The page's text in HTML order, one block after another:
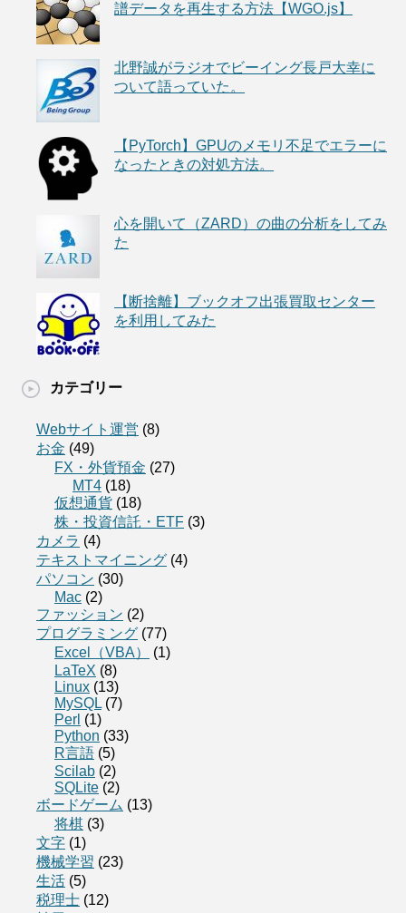
譜データを再生する方法【WGO.js】
北野誠がラジオでビーイング長戸大幸に
ついて語っていた。
【PyTorch】GPUのメモリ不足でエラーに
なったときの対処方法。
心を開いて（ZARD）の曲の分析をしてみ
た
【断捨離】ブックオフ出張買取センター
を利用してみた
カテゴリー
Webサイト運営 (8)
お金 (49)
FX・外貨預金 (27)
MT4 (18)
仮想通貨 (18)
株・投資信託・ETF (3)
カメラ (4)
テキストマイニング (4)
パソコン (30)
Mac (2)
ファッション (2)
プログラミング (77)
Excel（VBA）
(1)
LaTeX (8)
Linux (13)
MySQL (7)
Perl (1)
Python (33)
R言語 (5)
Scilab (2)
SQLite (2)
ボードゲーム (13)
将棋 (3)
文字 (1)
機械学習 (23)
生活 (5)
税理士 (12)